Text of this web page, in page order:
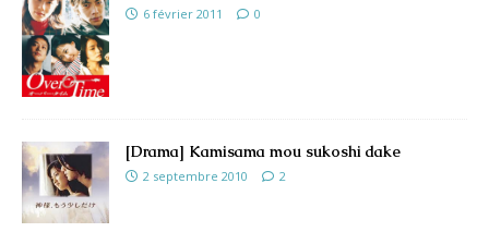
6 février 2011 0
[Drama] Kamisama mou sukoshi dake
2 septembre 2010 2